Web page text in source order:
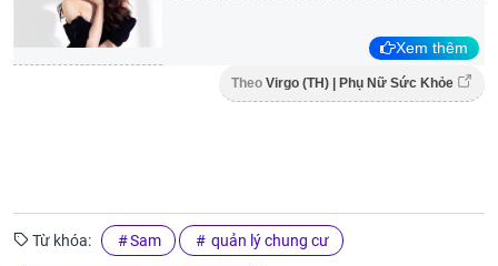
Xem thêm
Theo Virgo (TH) | Phụ Nữ Sức Khỏe
Từ khóa: Sam quản lý chung cư